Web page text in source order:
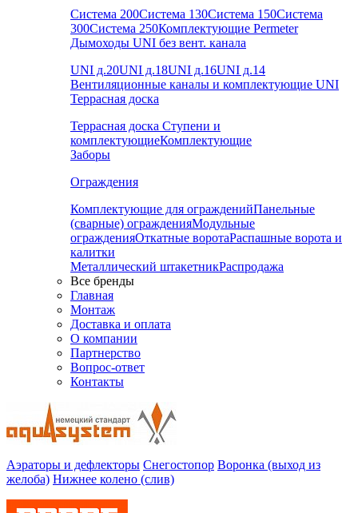
Система 200Система 130Система 150Система
300Система 250Комплектующие Permeter
Дымоходы UNI без вент. канала
UNI д.20UNI д.18UNI д.16UNI д.14
Вентиляционные каналы и комплектующие UNI
Террасная доска
Террасная доска Ступени и
комплектующиеКомплектующие
Заборы
Ограждения
Комплектующие для огражденийПанельные
(сварные) огражденияМодульные
огражденияОткатные воротаРаспашные ворота и
калитки
Металлический штакетникРаспродажа
Все бренды
Главная
Монтаж
Доставка и оплата
О компании
Партнерство
Вопрос-ответ
Контакты
Аэраторы и дефлекторы Снегостопор Воронка (выход из
желоба) Нижнее колено (слив)